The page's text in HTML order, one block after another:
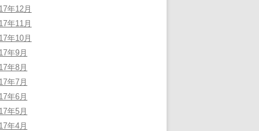
年12月
年11月
年10月
年9月
年8月
年7月
年6月
年5月
年4月